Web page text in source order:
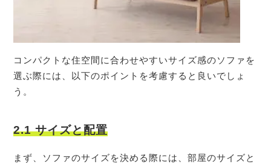
コンパクトな住空間に合わせやすいサイズ感のソファを
選ぶ際には、以下のポイントを考慮すると良いでしょ
う。
2.1 サイズと配置
まず、ソファのサイズを決める際には、部屋のサイズと